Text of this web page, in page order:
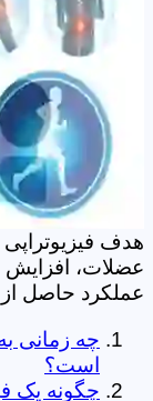
هدف
عضلات،
عملکرد حاصل
چه زمانی
است؟
چگونه یک